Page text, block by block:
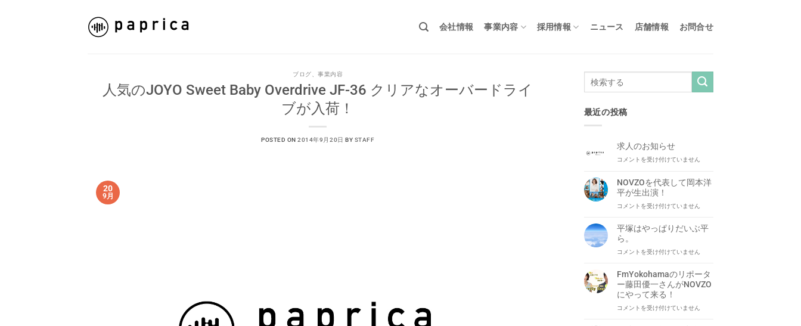
会社情報 事業内容 採用情報 ニュース 店舗情報 お問合せ
ブログ 、事業内容
人気のJOYO Sweet Baby Overdrive JF-36 クリアなオーバードライ
ブが入荷！
POSTED ON2014年9月20日 BY STAFF
20
9月
最近の投稿
求人のお知らせ
求
の
お
知
ら
は
コメントを受け付けていません
NOVZOを代表して岡本洋
平が生出演！
NOVZO
代
表
し
て
本
平
生
コメントを受け付けていません
平塚はやっぱりだいぶ平
ら。
平
は
ぱ
り
コメントを受け付けていません
FmYokohamaのリポータ
ー藤田優一さんがNOVZO
にやって来る！
FmYokohama
コメントを受け付けていません